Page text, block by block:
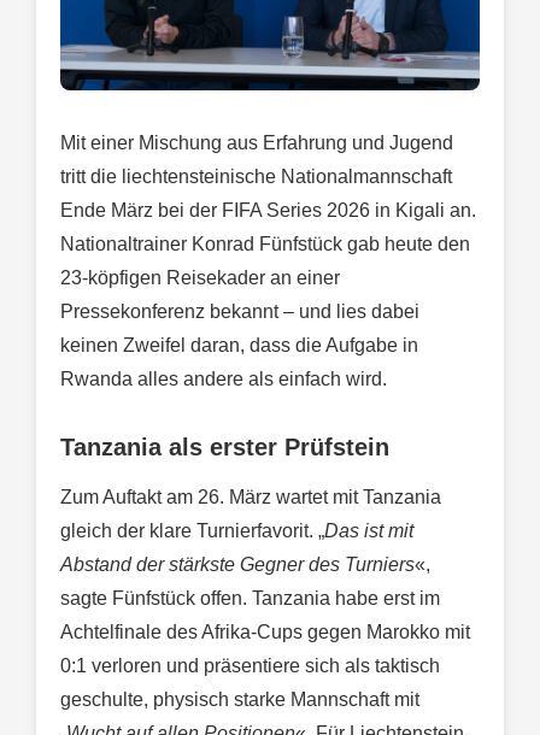
Mit einer Mischung aus Erfahrung und Jugend
tritt die liechtensteinische Nationalmannschaft
Ende März bei der FIFA Series 2026 in Kigali an.
Nationaltrainer Konrad Fünfstück gab heute den
23-köpfigen Reisekader an einer
Pressekonferenz bekannt – und lies dabei
keinen Zweifel daran, dass die Aufgabe in
Rwanda alles andere als einfach wird.
Tanzania als erster Prüfstein
Zum Auftakt am 26. März wartet mit Tanzania
gleich der klare Turnierfavorit. „Das ist mit
Abstand der stärkste Gegner des Turniers«,
sagte Fünfstück offen. Tanzania habe erst im
Achtelfinale des Afrika-Cups gegen Marokko mit
0:1 verloren und präsentiere sich als taktisch
geschulte, physisch starke Mannschaft mit